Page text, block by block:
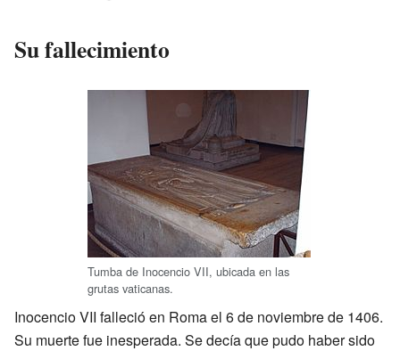
Su fallecimiento
Tumba de Inocencio VII, ubicada en las
grutas vaticanas.
Inocencio VII falleció en Roma el 6 de noviembre de 1406.
Su muerte fue inesperada. Se decía que pudo haber sido